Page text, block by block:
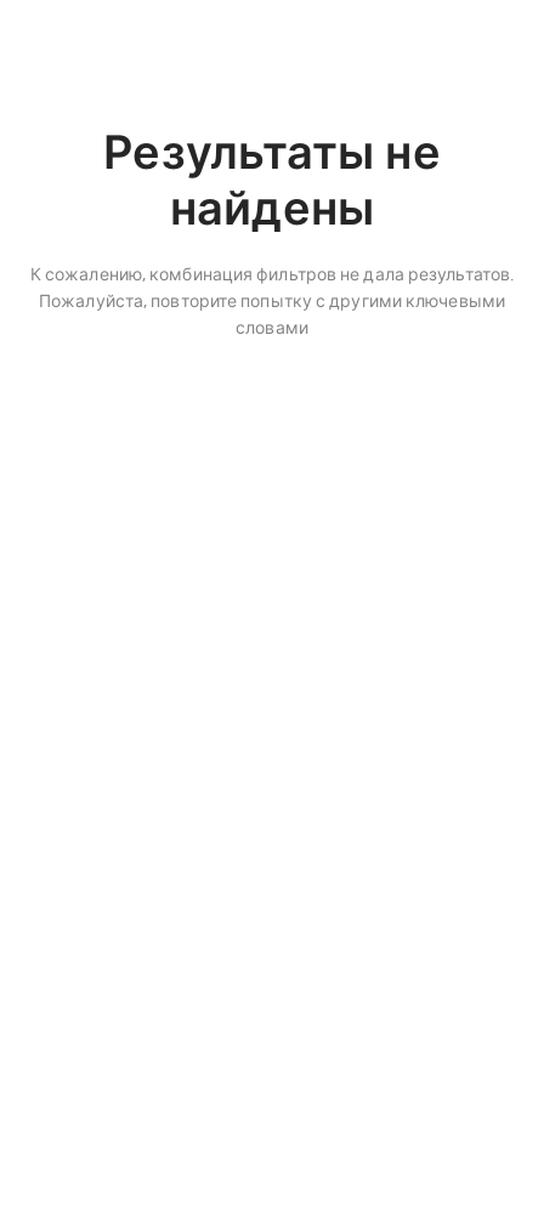
Результаты не
найдены
К сожалению, комбинация фильтров не дала результатов.
Пожалуйста, повторите попытку с другими ключевыми
словами